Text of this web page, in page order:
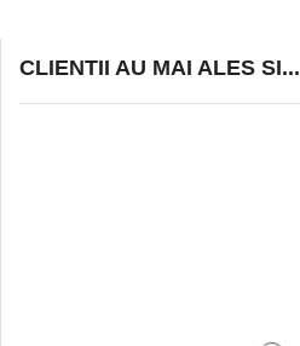
CLIENTII AU MAI ALES SI...